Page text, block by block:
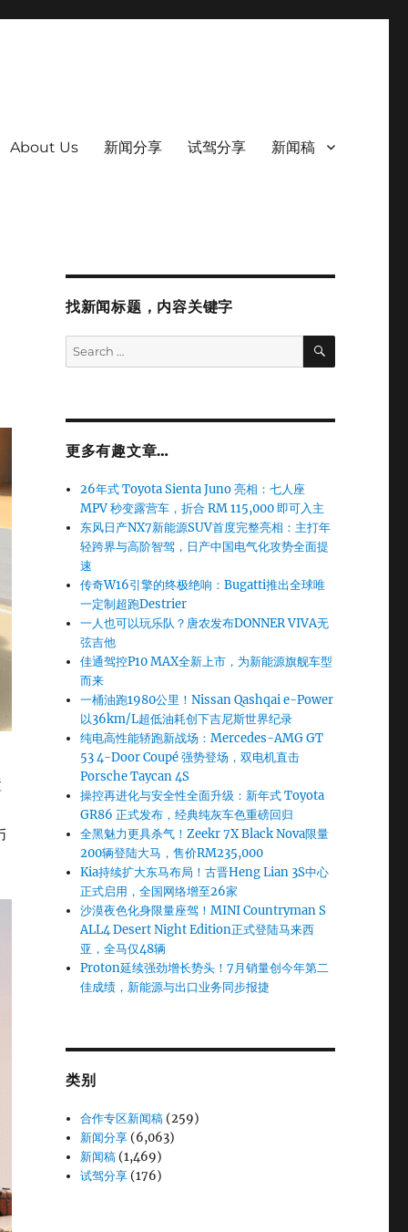
About Us 新闻分享 试驾分享 新闻稿
找新闻标题，内容关键字
Search
for:
SEARCH
更多有趣文章…
26年式 Toyota Sienta Juno 亮相：七人座
MPV 秒变露营车，折合 RM 115,000 即可入主
东风日产NX7新能源SUV首度完整亮相：主打年
轻跨界与高阶智驾，日产中国电气化攻势全面提
速
传奇W16引擎的终极绝响：Bugatti推出全球唯
一定制超跑Destrier
一人也可以玩乐队？唐农发布DONNER VIVA无
弦吉他
佳通驾控P10 MAX全新上市，为新能源旗舰车型
而来
一桶油跑1980公里！Nissan Qashqai e-Power
以36km/L超低油耗创下吉尼斯世界纪录
纯电高性能轿跑新战场：Mercedes-AMG GT
53 4-Door Coupé 强势登场，双电机直击
Porsche Taycan 4S
操控再进化与安全性全面升级：新年式 Toyota
GR86 正式发布，经典纯灰车色重磅回归
全黑魅力更具杀气！Zeekr 7X Black Nova限量
200辆登陆大马，售价RM235,000
Kia持续扩大东马布局！古晋Heng Lian 3S中心
正式启用，全国网络增至26家
沙漠夜色化身限量座驾！MINI Countryman S
ALL4 Desert Night Edition正式登陆马来西
亚，全马仅48辆
Proton延续强劲增长势头！7月销量创今年第二
佳成绩，新能源与出口业务同步报捷
类别
合作专区新闻稿 (259)
新闻分享 (6,063)
新闻稿 (1,469)
试驾分享 (176)